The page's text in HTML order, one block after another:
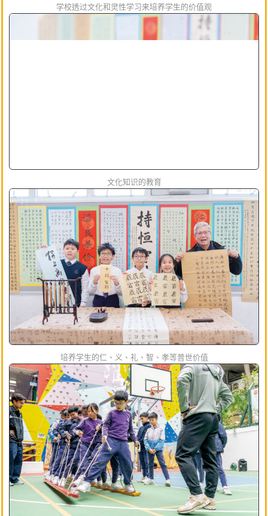
学校透过文化和灵性学习来培养学生的价值观
文化知识的教育
培养学生的仁、义、礼、智、孝等普世价值